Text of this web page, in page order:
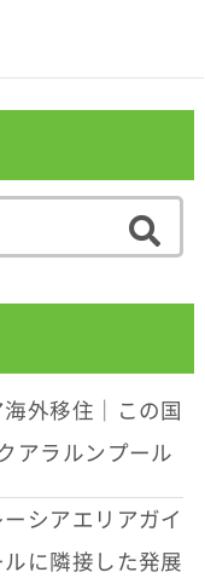
外移住｜この国
アラルンプール
シアエリアガイ
に隣接した発展